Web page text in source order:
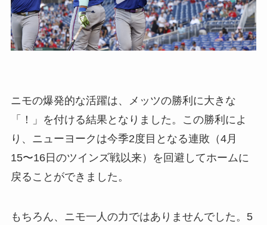
ニモの爆発的な活躍は、メッツの勝利に大きな
「！」を付ける結果となりました。この勝利によ
り、ニューヨークは今季2度目となる連敗（4月
15〜16日のツインズ戦以来）を回避してホームに
戻ることができました。
もちろん、ニモ一人の力ではありませんでした。5